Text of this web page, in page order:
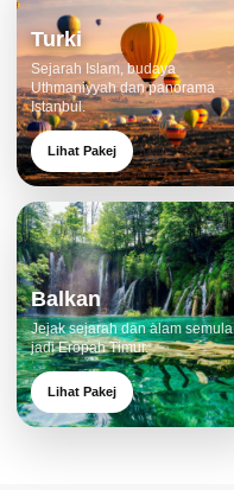
Turki
Sejarah Islam, budaya
Uthmaniyyah dan panorama
Istanbul.
Lihat Pakej
Balkan
Jejak sejarah dan alam semula
jadi Eropah Timur.
Lihat Pakej